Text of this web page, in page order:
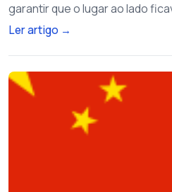
garantir que o lugar ao lado
Ler artigo →